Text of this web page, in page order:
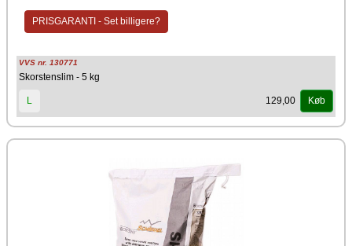
Schiedel
PRISGARANTI - Set billigere?
VVS nr. 130771
Skorstenslim - 5 kg
L 129,00 Køb